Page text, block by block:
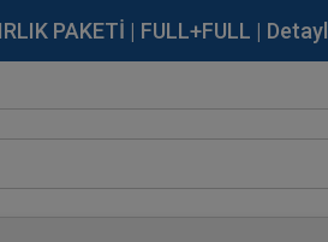
PAKETİ | FULL+FULL |